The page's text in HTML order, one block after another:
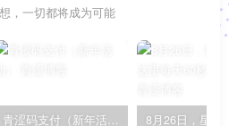
，一切都将成为可能
青涩码支付（新年活动）